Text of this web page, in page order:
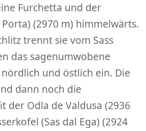
Furchetta und der
(2970 m) himmelwärts.
trennt sie vom Sass
das sagenumwobene
und östlich ein. Die
dann noch die
der Odla de Valdusa (2936
(Sas dal Ega) (2924